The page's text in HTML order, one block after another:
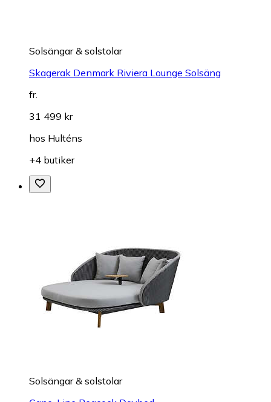
Solsängar & solstolar
Skagerak Denmark Riviera Lounge Solsäng
fr.
31 499 kr
hos Hulténs
+4 butiker
Solsängar & solstolar